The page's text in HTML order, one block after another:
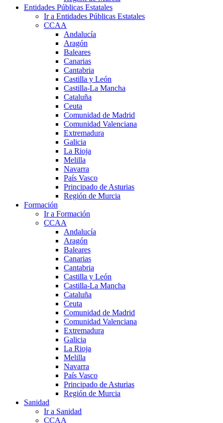
Entidades Públicas Estatales
Ir a Entidades Públicas Estatales
CCAA
Andalucía
Aragón
Baleares
Canarias
Cantabria
Castilla y León
Castilla-La Mancha
Cataluña
Ceuta
Comunidad de Madrid
Comunidad Valenciana
Extremadura
Galicia
La Rioja
Melilla
Navarra
País Vasco
Principado de Asturias
Región de Murcia
Formación
Ir a Formación
CCAA
Andalucía
Aragón
Baleares
Canarias
Cantabria
Castilla y León
Castilla-La Mancha
Cataluña
Ceuta
Comunidad de Madrid
Comunidad Valenciana
Extremadura
Galicia
La Rioja
Melilla
Navarra
País Vasco
Principado de Asturias
Región de Murcia
Sanidad
Ir a Sanidad
CCAA